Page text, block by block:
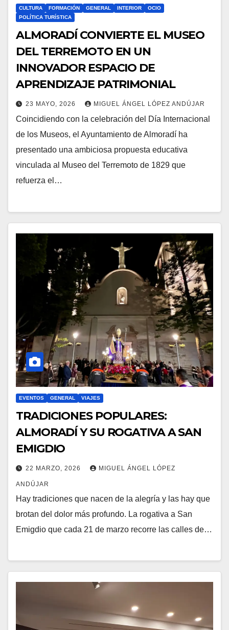
CULTURA FORMACIÓN GENERAL INTERIOR
OCIO
POLÍTICA TURÍSTICA
ALMORADÍ CONVIERTE EL MUSEO
DEL TERREMOTO EN UN
INNOVADOR ESPACIO DE
APRENDIZAJE PATRIMONIAL
23 MAYO, 2026 MIGUEL ÁNGEL LÓPEZ ANDÚJAR
Coincidiendo con la celebración del Día Internacional
de los Museos, el Ayuntamiento de Almoradí ha
presentado una ambiciosa propuesta educativa
vinculada al Museo del Terremoto de 1829 que
refuerza el…
EVENTOS GENERAL VIAJES
TRADICIONES POPULARES:
ALMORADÍ Y SU ROGATIVA A SAN
EMIGDIO
22 MARZO, 2026 MIGUEL ÁNGEL LÓPEZ
ANDÚJAR
Hay tradiciones que nacen de la alegría y las hay que
brotan del dolor más profundo. La rogativa a San
Emigdio que cada 21 de marzo recorre las calles de…